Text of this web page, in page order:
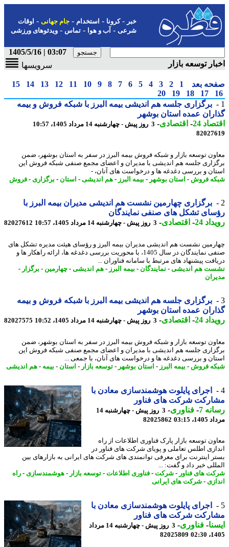
-کرونا-استخدام- جام جهانی-اوقات
شرعی-آب و هوا-تماس-ویدئوهای ورزشی
03:07 | 1405/5/16
توسعه بازار
سرویسها
بعد 1
2
3
4
5
6
7
8
9
10
11
12
13
14
15
17
18
19
20
برگزاری جلسه هم اندیشی بیمه البرز با شبکه فروش و بیمه
عمده استان بوشهر
24
-اقتصادی-3 روز پیش - چهارشنبه 14 مرداد 1405، 10:57
توسعه بازار و شبکه فروش بیمه البرز در سفر به استان بوشهر، ضمن
جلسه هم اندیشی با مدیران و اعضای مجمع صنفی شبکه فروش این
و بررسی دغدغه ها و درخواست های آنان، -
فروش -استان بوشهر-بیمه البرز -هم اندیشی-استان-برگزاری - فروش
برگزاری چهارمین نشست هم اندیشی مدیران بیمه البرز با
تشکل های صنفی نمایندگان
24
-اقتصادی-3 روز پیش - چهارشنبه 14 مرداد 1405، 10:57 82027612
نشست هم اندیشی مدیران بیمه البرز و رؤسای هیئت مدیره تشکل های
صنفی نمایندگان در سال 1405، با محوریت بررسی دغدغه ها، ارائه راهکار ها و
پیشنهاد های مرتبط با سامانه فناوران ...
هم اندیشی-نمایندگان-بیمه البرز -هم اندیشی-چهارمین -برگزار -
برگزاری جلسه هم اندیشی بیمه البرز با شبکه فروش و بیمه
عمده استان بوشهر
24
-اقتصادی-3 روز پیش - چهارشنبه 14 مرداد 1405، 10:52 82027575
توسعه بازار و شبکه فروش بیمه البرز در سفر به استان بوشهر، ضمن
جلسه هم اندیشی با مدیران و اعضای مجمع صنفی شبکه فروش این
و بررسی دغدغه ها و درخواست های آنان، با جمعی ...
فروش -بیمه البرز -استان بوشهر-توسعه بازار - استان-بیمه -هم اندیشی
اجرای پایلوت هوشمندسازی معادن با
شرکت های فناور
7
-فناوری-
3 روز پیش - چهارشنبه 14
03:15
82025862
توسعه بازار پارک فناوری اطلاعات از راه
اطلس تعاملی و پویای شرکت های فناور در
اینترنت برای معرفی توانمندی های شرکت های ایرانی به بازارهای بین
خبر داد و گفت: ...
های فناور-شرکت-فناوری اطلاعات-توسعه بازار - هوشمندسازی- راه
- شرکت های ایرانی
اجرای پایلوت هوشمندسازی معادن با
شرکت های فناور
-فناوری-
3 روز پیش - چهارشنبه 14 مرداد
82025809